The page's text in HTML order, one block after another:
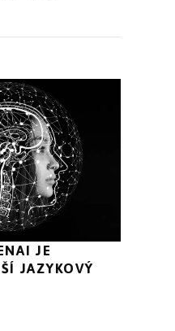
JE
JAZYKOVÝ